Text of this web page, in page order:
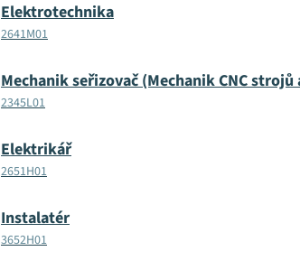
Elektrotechnika
2641M01
Mechanik seřizovač (Mechanik CNC strojů
2345L01
Elektrikář
2651H01
Instalatér
3652H01